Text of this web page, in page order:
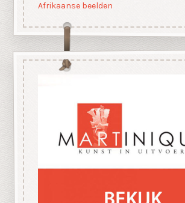
Afrikaanse beelden